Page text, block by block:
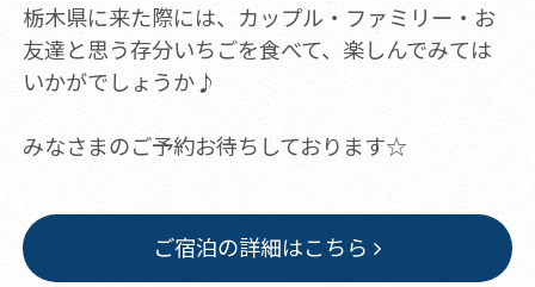
栃木県に来た際には、カップル・ファミリー・お
友達と思う存分いちごを食べて、楽しんでみては
いかがでしょうか♪
みなさまのご予約お待ちしております☆
ご宿泊の詳細はこちら